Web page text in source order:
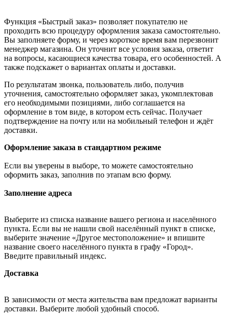
Функция «Быстрый заказ» позволяет покупателю не
проходить всю процедуру оформления заказа самостоятельно.
Вы заполняете форму, и через короткое время вам перезвонит
менеджер магазина. Он уточнит все условия заказа, ответит
на вопросы, касающиеся качества товара, его особенностей. А
также подскажет о вариантах оплаты и доставки.
По результатам звонка, пользователь либо, получив
уточнения, самостоятельно оформляет заказ, укомплектовав
его необходимыми позициями, либо соглашается на
оформление в том виде, в котором есть сейчас. Получает
подтверждение на почту или на мобильный телефон и ждёт
доставки.
Оформление заказа в стандартном режиме
Если вы уверены в выборе, то можете самостоятельно
оформить заказ, заполнив по этапам всю форму.
Заполнение адреса
Выберите из списка название вашего региона и населённого
пункта. Если вы не нашли свой населённый пункт в списке,
выберите значение «Другое местоположение» и впишите
название своего населённого пункта в графу «Город».
Введите правильный индекс.
Доставка
В зависимости от места жительства вам предложат варианты
доставки. Выберите любой удобный способ.